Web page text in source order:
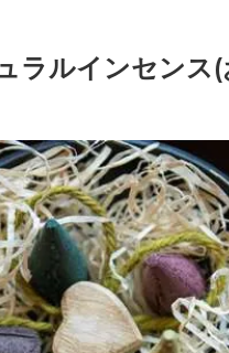
ラルインセン